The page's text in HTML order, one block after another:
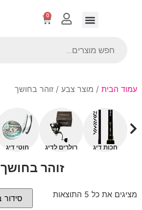
0
עמוד הבית / מוצר צבע / זוהר בחושך
חכות דיג רולרים לדיג חוטי דיג
זוהר בחושך
מציגים את כל ⁦5⁩ התוצאות